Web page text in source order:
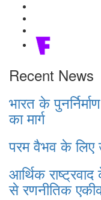
Recent News
भारत के
का मार्ग
परम वैभव के
आर्थिक
से रणनीतिक